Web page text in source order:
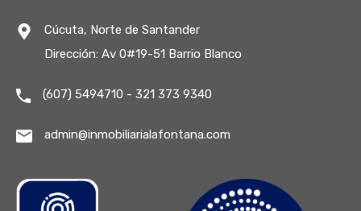
Cúcuta, Norte de Santander
Dirección: Av 0#19-51 Barrio Blanco
(607) 5494710 - 321 373 9340
admin@inmobiliarialafontana.com